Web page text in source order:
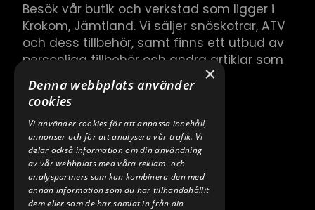
Besök vår butik och verkstad som ligger i
Krokom, Jämtland. Vi säljer snöskotrar, ATV
och dess tillbehör, samt finns ett utbud av
personliga tillbehör och andra artiklar som
hör till.
×
Denna webbplats använder
cookies
Vi använder cookies för att anpassa innehåll,
annonser och för att analysera vår trafik. Vi
delar också information om din användning
av vår webbplats med våra reklam- och
analyspartners som kan kombinera den med
annan information som du har tillhandahållit
dem eller som de har samlat in från din